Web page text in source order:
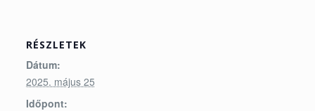
RÉSZLETEK
Dátum:
2025. május 25
Időpont: